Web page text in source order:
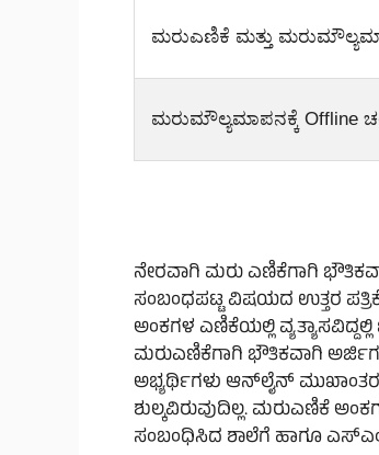
ಮರುಎಣಿಕೆ ಮತ್ತು
ಮರುಮೌಲ್ಯಮಾಪನಕ್ಕೆ Offline
ನೇರವಾಗಿ ಮರು ಎಣಿಕೆಗಾಗಿ
ಸಂಬಂಧಪಟ್ಟ ವಿಷಯದ ಉತ್ತರ
ಅಂಕಗಳ ಎಣಿಕೆಯಲ್ಲಿ
ಮರುಎಣಿಕೆಗಾಗಿ ಭೌತಿಕವಾಗಿ
ಅಭ್ಯರ್ಥಿಗಳು ಆನ್‌ಲೈನ್ ಮುಖಾಂತರ
ಶುಲ್ಕವಿರುವುದಿಲ್ಲ. ಮರುಎಣಿಕೆ
ಸಂಬಂಧಿಸಿದ ಶಾಲೆಗೆ ಹಾಗೂ